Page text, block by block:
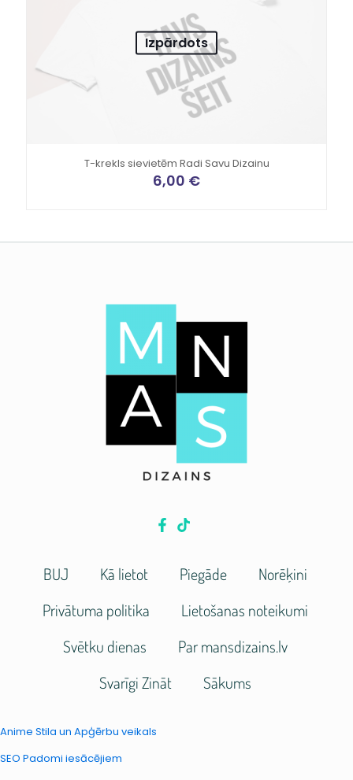
Izpārdots
T-krekls sievietēm Radi Savu Dizainu
6,00 €
BUJ Kā lietot Piegāde
Norēķini
Privātuma politika
Lietošanas noteikumi
Svētku dienas
Par mansdizains.lv
Svarīgi Zināt
Sākums
Anime Stila un Apģērbu veikals
SEO Padomi iesācējiem